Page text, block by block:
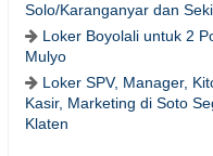
Solo/Karanganyar dan
Loker Boyolali untuk 2
Mulyo
Loker SPV, Manager,
Kasir, Marketing di Soto
Klaten